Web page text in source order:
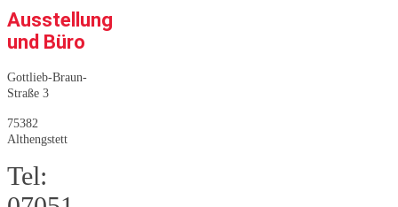
Ausstellung
und Büro
Gottlieb-Braun-
Straße 3
75382
Althengstett
Tel: